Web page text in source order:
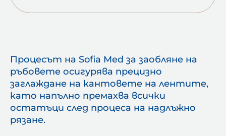
Процесът на Sofia Med за заобляне на
ръбовете осигурява прецизно
заглаждане на кантовете на лентите,
като напълно премахва всички
остатъци след процеса на надлъжно
рязане.